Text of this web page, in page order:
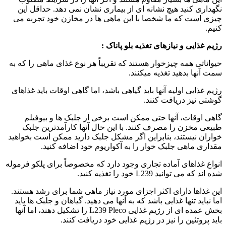
نگهداری کنید هیچ نشانه ای از بیماری نشان نمی دهد. حداقل این
چیزی است که ما شخصا با این ماهی ها در مخازن خود تجربه می
کنیم.
رژیم غذایی و نیازهای تغذیه بلو پاناک :
حیواناتی همه چیزخوار هستند که تقریباً هر نوع غذای ماهی را که به
سمت آنها بدهید تغذیه میکنند.
رژیم غذایی اولیه آنها باید گیاهی باشد، اما گاهی اوقات باید غذاهای
گوشتی نیز دریافت کنند.
گاهی اوقات، آنها حتی ممکن است برخی از جلبک ها و بیوفیلم
طبیعی مخزن را مصرف کنند. با این حال آنها کارآمدترین جلبک
خواران نیستند، بنابراین اگر مشکل جلبک دارید ممکن است بخواهید
مقداری ماهی جلبک خوار را به آکواریوم خود اضافه کنید.
انواع غذاهای آماده تجاری وجود دارد که مخصوصاً برای پلکو فرموله
شده اند که می توانید L239 خود را تغذیه کنید.
این غذاها دارای اکثر اجزای مورد نیاز ماهی شما برای رشد هستند.
اما نباید تنها غذایی باشد که به آنها می دهید. گیاهان و جلبک ها باید
بخش عمده ای از رژیم غذایی L239 Pleco را تشکیل دهند، اما آنها
باید پروتئین را نیز در رژیم غذایی خود دریافت کنند.